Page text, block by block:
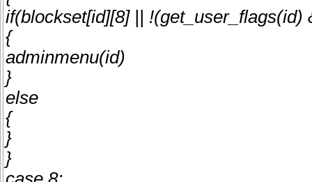
if(blockset[id][8] ||
{
adminmenu(id)
}
else
{
}
}